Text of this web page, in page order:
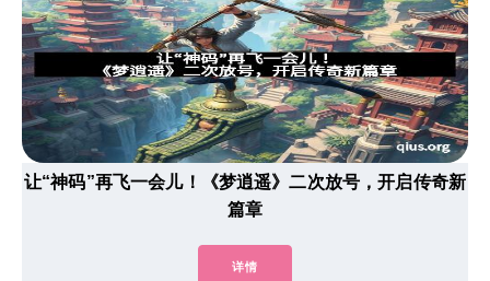
让“神码”再飞一会儿！《梦逍遥》二次放号，开启传奇新
篇章
详情